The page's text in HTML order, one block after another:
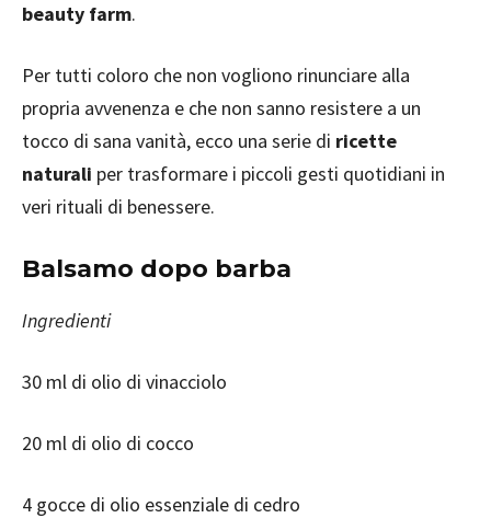
beauty farm.
Per tutti coloro che non vogliono rinunciare alla
propria avvenenza e che non sanno resistere a un
tocco di sana vanità, ecco una serie di ricette
naturali per trasformare i piccoli gesti quotidiani in
veri rituali di benessere.
Balsamo dopo barba
Ingredienti
30 ml di olio di vinacciolo
20 ml di olio di cocco
4 gocce di olio essenziale di cedro